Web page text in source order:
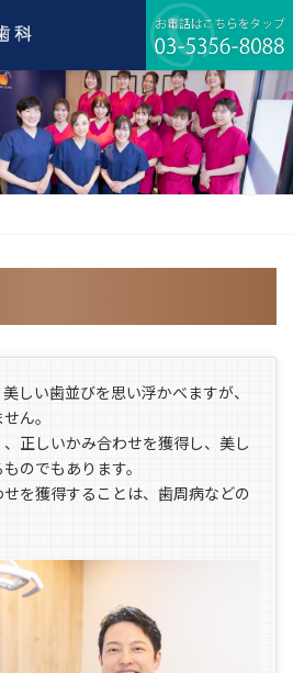
しい歯並びを思い浮かべますが、
ん。
正しいかみ合わせを獲得し、美し
のでもあります。
を獲得することは、歯周病などの